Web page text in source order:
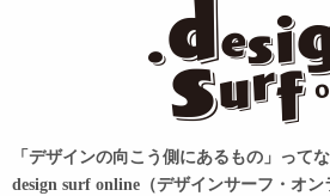
「デザインの向こう側にあるもの」って
design surf online（デザインサーフ・オン